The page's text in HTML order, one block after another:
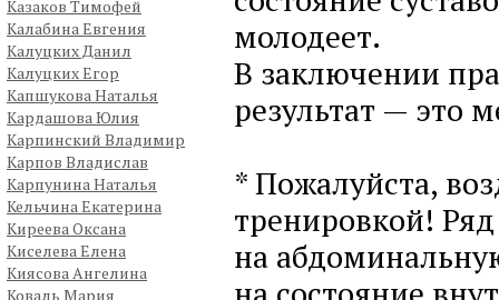
Казаков Тимофей
Калабина Евгения
Калуцких Данил
Калуцких Егор
Капшукова Наталья
Кардашова Юлия
Карпинский Владимир
Карпов Владислав
Карпунина Наталья
Кельчина Екатерина
Киреева Оксана
Киселева Елена
Киясова Ангелина
Коваль Мария
молодеет.
В заключении
результат — это
* Пожалуйста,
тренировкой!
на